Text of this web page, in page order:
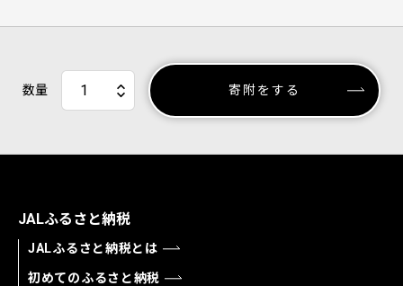
数量 寄附をする
JALふるさと納税
JALふるさと納税とは
初めてのふるさと納税